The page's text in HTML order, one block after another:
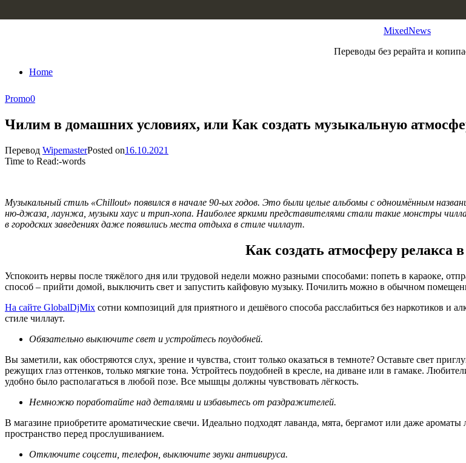
MixedNews
Переводы без рерайта и
Home
Promo0
Чилим в домашних условиях, или Как создать музыкальную
Перевод WipemasterPosted on16.10.2021
Time to Read:-words
Музыкальный стиль «Chillout» появился в начале 90-ых годов. Это были целые альбомы с одноимённым
ню-джаза, лаунжа, музыки хаус и трип-хопа. Наиболее яркими представителями стали такие монстры
в городских заведениях даже появились места отдыха в стиле чиллаут.
Как создать атмосферу релакса
Успокоить нервы после тяжёлого дня или трудовой недели можно разными способами: попеть в караоке,
способ – прийти домой, выключить свет и запустить кайфовую музыку. Почилить можно в обычном
На сайте GlobalDjMix сотни композиций для приятного и дешёвого способа расслабиться без наркотиков и
стиле чиллаут.
Обязательно выключите свет и устройтесь поудобней.
Вы заметили, как обостряются слух, зрение и чувства, стоит только оказаться в темноте? Оставьте свет
режущих глаз оттенков, только мягкие тона. Устройтесь поудобней в кресле, на диване или в гамаке.
удобно было располагаться в любой позе. Все мышцы должны чувствовать лёгкость.
Немножко поработайте над деталями и избавьтесь от раздражителей.
В магазине приобретите ароматические свечи. Идеально подходят лаванда, мята, бергамот или даже
пространство перед прослушиванием.
Отключите соцсети, телефон, выключите звуки антивируса.